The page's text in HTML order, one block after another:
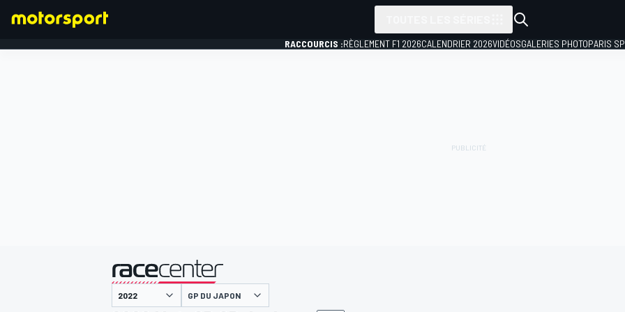
RACCOURCIS :RÈGLEMENT F1 2026CALENDRIER 2026VIDÉOSGALERIES PHOTOPARIS
présenté par
GP DU JAPON